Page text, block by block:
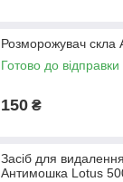
Розморожувач скла
Готово до відправки
150 ₴
Засіб для
Антимошка Lotus